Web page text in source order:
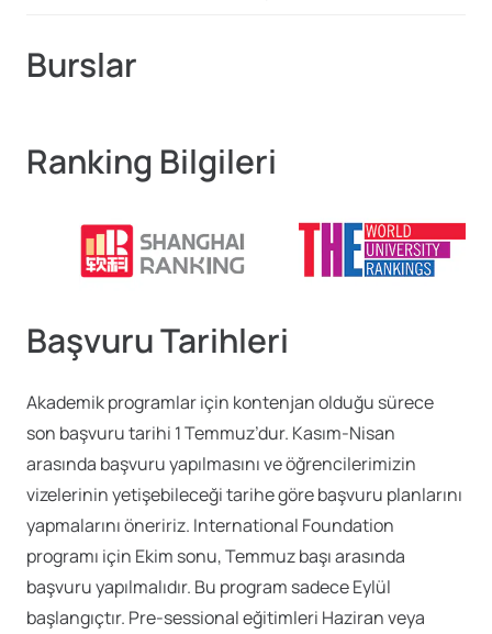
Burslar
Ranking Bilgileri
Başvuru Tarihleri
Akademik programlar için kontenjan olduğu sürece
son başvuru tarihi 1 Temmuz’dur. Kasım-Nisan
arasında başvuru yapılmasını ve öğrencilerimizin
vizelerinin yetişebileceği tarihe göre başvuru planlarını
yapmalarını öneririz. International Foundation
programı için Ekim sonu, Temmuz başı arasında
başvuru yapılmalıdır. Bu program sadece Eylül
başlangıçtır. Pre-sessional eğitimleri Haziran veya